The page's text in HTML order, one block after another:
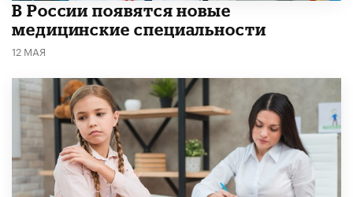
В России появятся новые
медицинские специальности
12 МАЯ